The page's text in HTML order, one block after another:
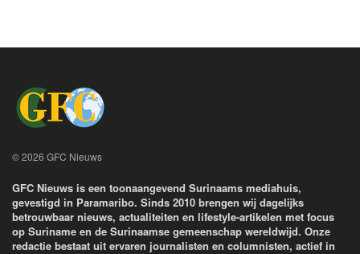
© 2026 GFC Nieuws
GFC Nieuws is een toonaangevend Surinaams mediahuis,
gevestigd in Paramaribo. Sinds 2010 brengen wij dagelijks
betrouwbaar nieuws, actualiteiten en lifestyle-artikelen met focus
op Suriname en de Surinaamse gemeenschap wereldwijd. Onze
redactie bestaat uit ervaren journalisten en columnisten, actief in